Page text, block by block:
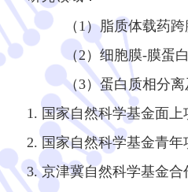
（1）脂质体载药跨
（2）细胞膜-膜蛋
（3）蛋白质相分离
1. 国家自然科学基金面上
2. 国家自然科学基金青年
3. 京津冀自然科学基金合